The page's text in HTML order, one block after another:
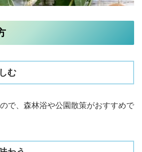
む
で、森林浴や公園散策がおすすめで